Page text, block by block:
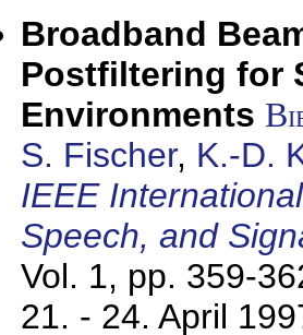
Broadband
Postfiltering for
Environments
S. Fischer, K.-D.
IEEE
Speech, and
Vol. 1, pp. 359-
21. - 24. April